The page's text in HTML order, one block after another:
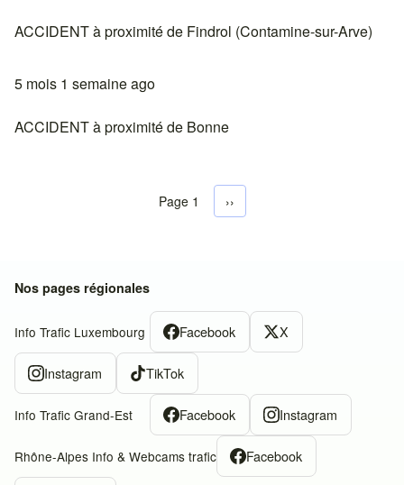
ACCIDENT à proximité de Findrol (Contamine-sur-Arve)
5 mois 1 semaine ago
ACCIDENT à proximité de Bonne
Pagination
Page 1 Next page
››
Nos pages régionales
Info Trafic Luxembourg Facebook X
Instagram TikTok
Info Trafic Grand-Est Facebook Instagram
Rhône-Alpes Info & Webcams trafic Facebook